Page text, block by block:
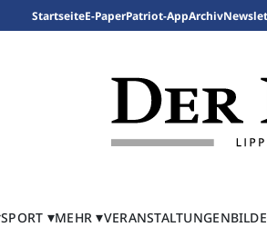
StartseiteE-PaperPatriot-AppArchiv
SPORT MEHR VERANSTALTUNGEN